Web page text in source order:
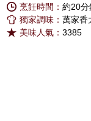
烹飪時間：約20分
獨家調味：萬家香
美味人氣：3385